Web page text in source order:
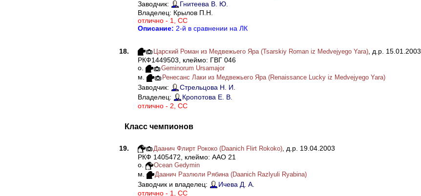
Заводчик:
Гнитеева В. Ю.
Владелец: Крылов П.Н.
отлично - 1, СС
Описание: 2-й в сравнении на ЛК
18. Царский Роман из Медвежьего Яра (Tsarskiy Roman iz Medvejyego Yara), д.р. 15.01.2003
РКФ1449503, клеймо: ГВГ 046
о.
Geminorum Ursamajor
м. Ренесанс Лаки из Медвежьего Яра (Renaissance Lucky iz Medvejyego Yara)
Заводчик:
Стрельцова Н. И.
Владелец:
Кропотова Е. В.
отлично - 2, СС
Класс чемпионов
19. Даанич Флирт Рококо (Daanich Flirt Rokoko), д.р. 19.04.2003
РКФ 1405472, клеймо: AAO 21
о.
Ocean Gedymin
м. Даанич Разлюли Рябина (Daanich Razlyuli Ryabina)
Заводчик и владелец:
Ичева Д. А.
отлично - 1, СС